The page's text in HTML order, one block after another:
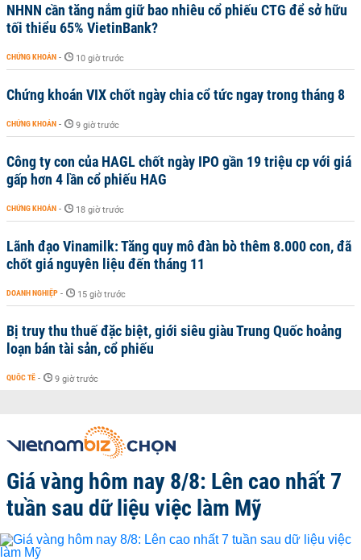
NHNN cần tăng nắm giữ bao nhiêu cổ phiếu CTG để sở hữu
tối thiểu 65% VietinBank?
CHỨNG KHOÁN - 10 giờ trước
Chứng khoán VIX chốt ngày chia cổ tức ngay trong tháng 8
CHỨNG KHOÁN - 9 giờ trước
Công ty con của HAGL chốt ngày IPO gần 19 triệu cp với giá
gấp hơn 4 lần cổ phiếu HAG
CHỨNG KHOÁN - 18 giờ trước
Lãnh đạo Vinamilk: Tăng quy mô đàn bò thêm 8.000 con, đã
chốt giá nguyên liệu đến tháng 11
DOANH NGHIỆP - 15 giờ trước
Bị truy thu thuế đặc biệt, giới siêu giàu Trung Quốc hoảng
loạn bán tài sản, cổ phiếu
QUỐC TẾ - 9 giờ trước
Giá vàng hôm nay 8/8: Lên cao nhất 7
tuần sau dữ liệu việc làm Mỹ